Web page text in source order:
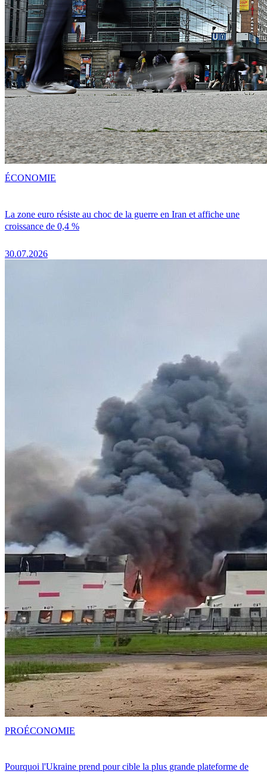
La zone euro résiste au choc de la guerre en Iran et affiche une
croissance de 0,4 %
30.07.2026
ÉCONOMIE
Pourquoi l'Ukraine prend pour cible la plus grande plateforme de
PROÉCONOMIE